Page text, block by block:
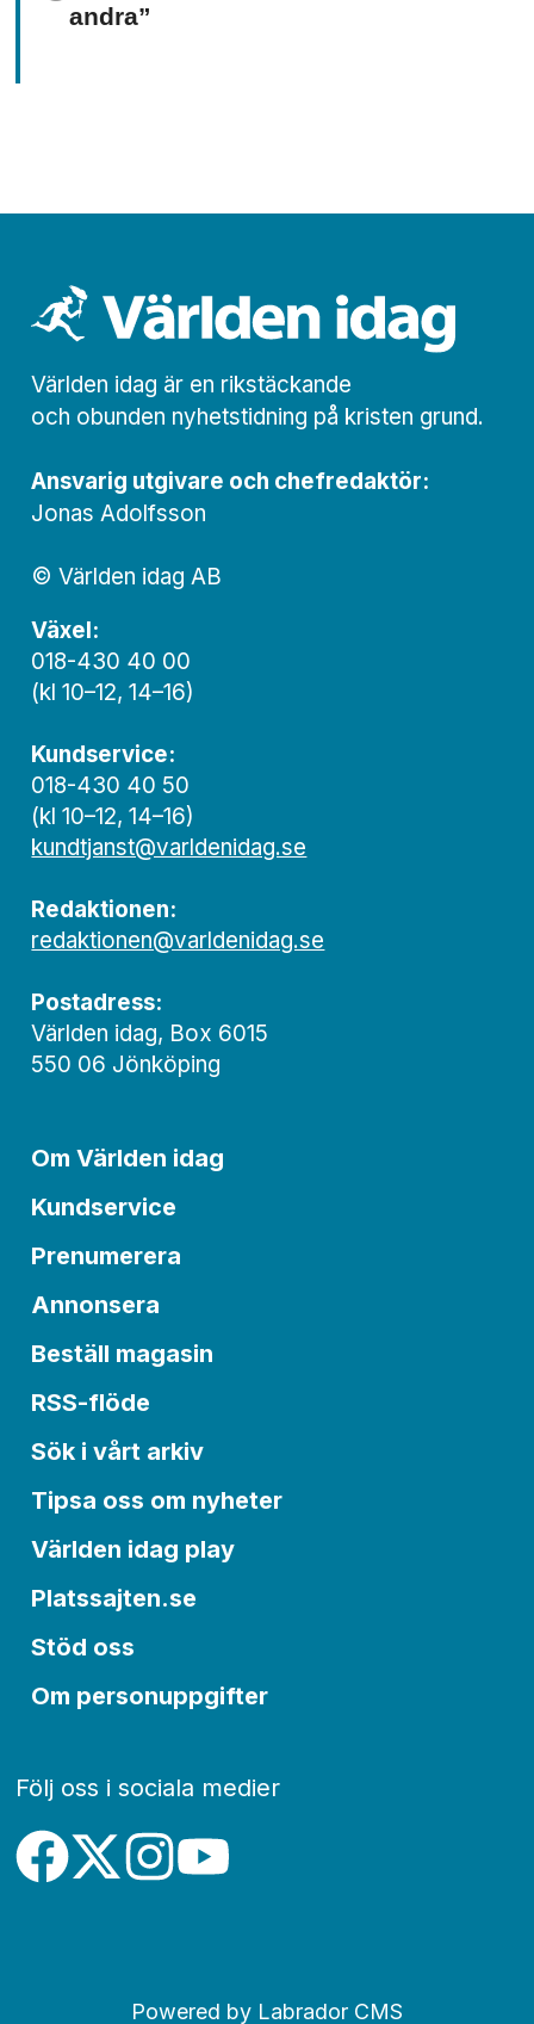
andra”
Världen idag är en rikstäckande
och obunden nyhets­­­tidning på kristen grund.
Ansvarig utgivare och chef­redaktör:
Jonas Adolfsson
© Världen idag AB
Växel:
018-430 40 00
(kl 10–12, 14–16)
Kundservice:
018-430 40 50
(kl 10–12, 14–16)
kundtjanst@varldenidag.se
Redaktionen:
redaktionen@varldenidag.se
Postadress:
Världen idag, Box 6015
550 06 Jönköping
Om Världen idag
Kundservice
Prenumerera
Annonsera
Beställ magasin
RSS-flöde
Sök i vårt arkiv
Tipsa oss om nyheter
Världen idag play
Platssajten.se
Stöd oss
Om personuppgifter
Följ oss i sociala medier
Powered by Labrador CMS